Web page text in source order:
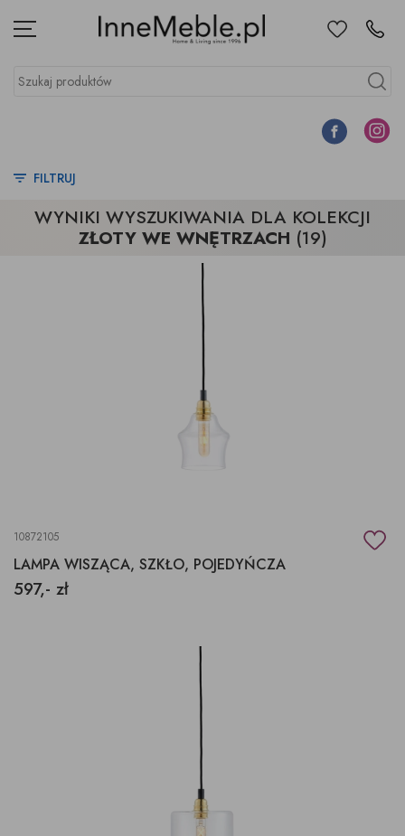
Menu UlubioneKontakt
Szukaj produktów
Szukaj
Facebook
FILTRUJ
WYNIKI WYSZUKIWANIA DLA KOLEKCJI
ZŁOTY WE WNĘTRZACH (19)
10872105
LAMPA WISZĄCA, SZKŁO, POJEDYŃCZA
597,- zł